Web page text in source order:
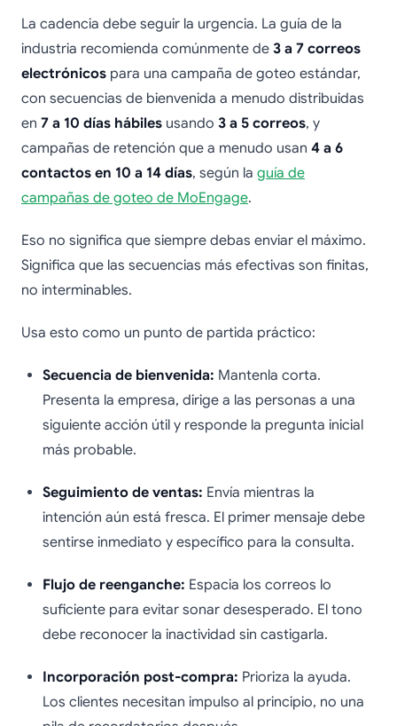
La cadencia debe seguir la urgencia. La guía de la
industria recomienda comúnmente de 3 a 7 correos
electrónicos para una campaña de goteo estándar,
con secuencias de bienvenida a menudo distribuidas
en 7 a 10 días hábiles usando 3 a 5 correos, y
campañas de retención que a menudo usan 4 a 6
contactos en 10 a 14 días, según la guía de
campañas de goteo de MoEngage.
Eso no significa que siempre debas enviar el máximo.
Significa que las secuencias más efectivas son finitas,
no interminables.
Usa esto como un punto de partida práctico:
Secuencia de bienvenida: Mantenla corta.
Presenta la empresa, dirige a las personas a una
siguiente acción útil y responde la pregunta inicial
más probable.
Seguimiento de ventas: Envía mientras la
intención aún está fresca. El primer mensaje debe
sentirse inmediato y específico para la consulta.
Flujo de reenganche: Espacia los correos lo
suficiente para evitar sonar desesperado. El tono
debe reconocer la inactividad sin castigarla.
Incorporación post-compra: Prioriza la ayuda.
Los clientes necesitan impulso al principio, no una